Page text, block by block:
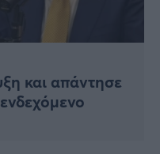
και απάντησε